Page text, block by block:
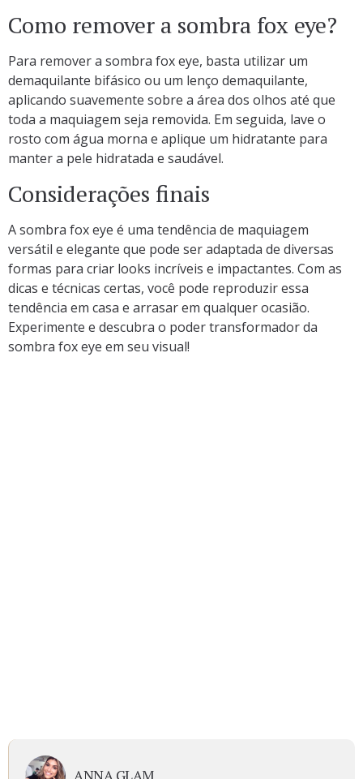
Como remover a sombra fox eye?
Para remover a sombra fox eye, basta utilizar um
demaquilante bifásico ou um lenço demaquilante,
aplicando suavemente sobre a área dos olhos até que
toda a maquiagem seja removida. Em seguida, lave o
rosto com água morna e aplique um hidratante para
manter a pele hidratada e saudável.
Considerações finais
A sombra fox eye é uma tendência de maquiagem
versátil e elegante que pode ser adaptada de diversas
formas para criar looks incríveis e impactantes. Com as
dicas e técnicas certas, você pode reproduzir essa
tendência em casa e arrasar em qualquer ocasião.
Experimente e descubra o poder transformador da
sombra fox eye em seu visual!
ANNA GLAM